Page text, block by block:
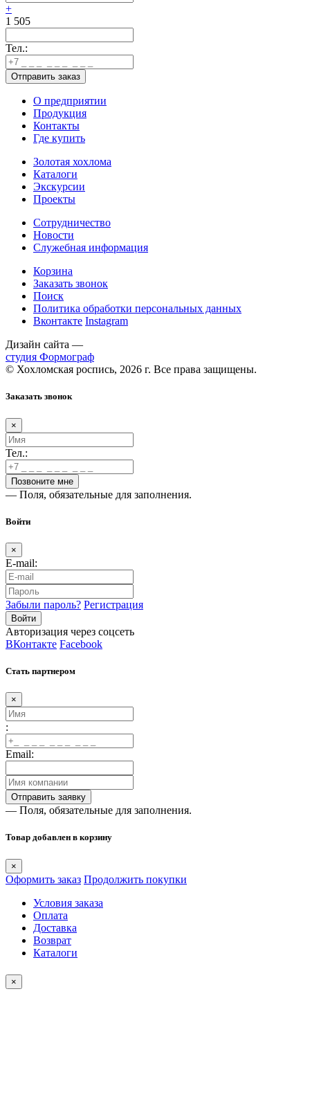
+
1 505
Тел.:
О предприятии
Продукция
Контакты
Где купить
Золотая хохлома
Каталоги
Экскурсии
Проекты
Сотрудничество
Новости
Служебная информация
Корзина
Заказать звонок
Поиск
Политика обработки персональных данных
Вконтакте Instagram
Дизайн сайта —
студия Формограф
© Хохломская роспись, 2026 г. Все права защищены.
Заказать звонок
×
Тел.:
— Поля, обязательные для заполнения.
Войти
×
E-mail:
Забыли пароль? Регистрация
Авторизация через соцсеть
ВКонтакте Facebook
Стать партнером
×
:
Email:
— Поля, обязательные для заполнения.
Товар добавлен в корзину
×
Оформить заказ Продолжить покупки
Условия заказа
Оплата
Доставка
Возврат
Каталоги
×